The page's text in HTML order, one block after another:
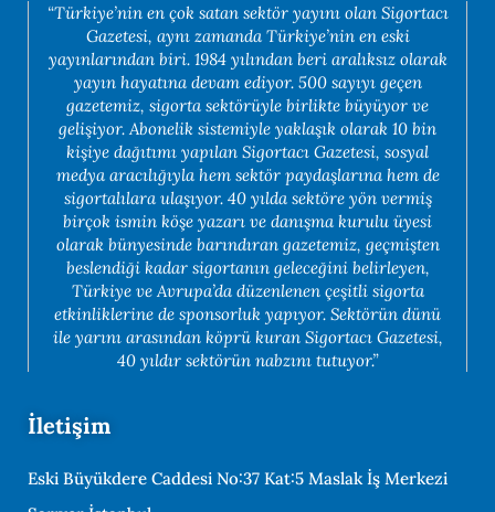
“Türkiye’nin en çok satan sektör yayını olan Sigortacı
Gazetesi, aynı zamanda Türkiye’nin en eski
yayınlarından biri. 1984 yılından beri aralıksız olarak
yayın hayatına devam ediyor. 500 sayıyı geçen
gazetemiz, sigorta sektörüyle birlikte büyüyor ve
gelişiyor. Abonelik sistemiyle yaklaşık olarak 10 bin
kişiye dağıtımı yapılan Sigortacı Gazetesi, sosyal
medya aracılığıyla hem sektör paydaşlarına hem de
sigortalılara ulaşıyor. 40 yılda sektöre yön vermiş
birçok ismin köşe yazarı ve danışma kurulu üyesi
olarak bünyesinde barındıran gazetemiz, geçmişten
beslendiği kadar sigortanın geleceğini belirleyen,
Türkiye ve Avrupa’da düzenlenen çeşitli sigorta
etkinliklerine de sponsorluk yapıyor. Sektörün dünü
ile yarını arasından köprü kuran Sigortacı Gazetesi,
40 yıldır sektörün nabzını tutuyor.”
İletişim
Eski Büyükdere Caddesi No:37 Kat:5 Maslak İş Merkezi